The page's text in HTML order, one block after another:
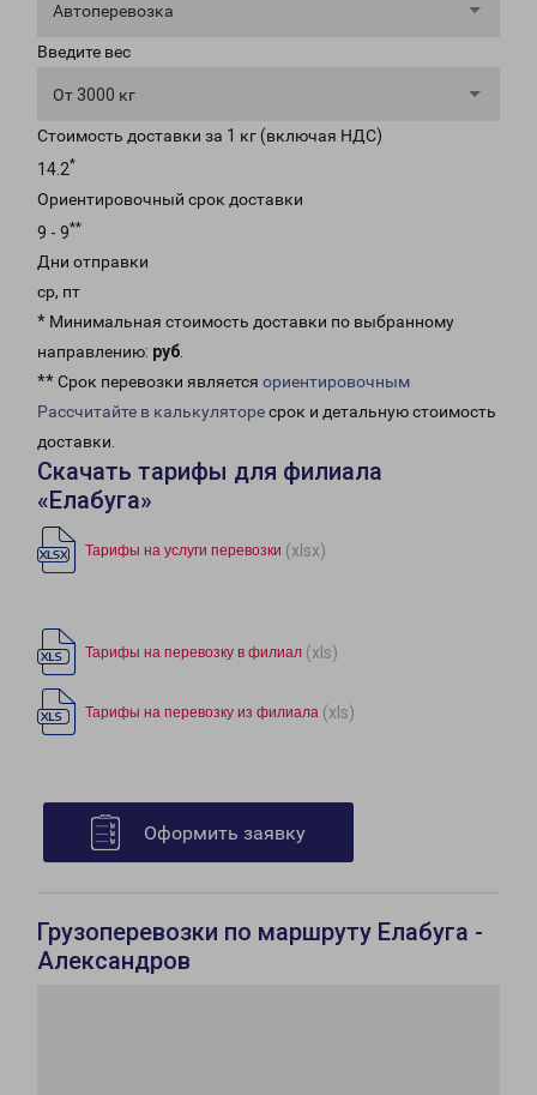
Автоперевозка
Введите вес
От 3000 кг
Стоимость доставки за 1 кг (включая НДС)
14.2*
Ориентировочный срок доставки
9 - 9**
Дни отправки
ср, пт
* Минимальная стоимость доставки по выбранному
направлению: руб.
** Срок перевозки является ориентировочным
Рассчитайте в калькуляторесрок и детальную стоимость
доставки.
Скачать тарифы для филиала
«Елабуга»
Тарифы на услуги перевозки (xlsx)
Тарифы на перевозку в филиал (xls)
Тарифы на перевозку из филиала (xls)
Оформить заявку
Грузоперевозки по маршруту Елабуга -
Александров